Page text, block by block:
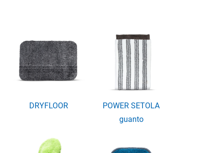
DRYFLOOR
POWER SETOLA
guanto